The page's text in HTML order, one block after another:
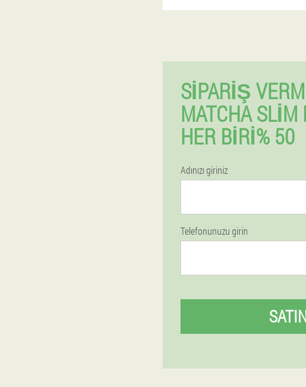
SIPARIŞ
MATCHA SLIM
HER BIRI% 50
Adınızı giriniz
Telefonunuzu girin